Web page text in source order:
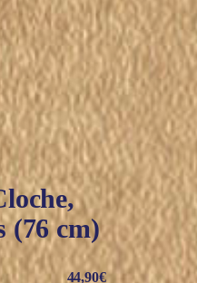
(76 cm)
44,90€